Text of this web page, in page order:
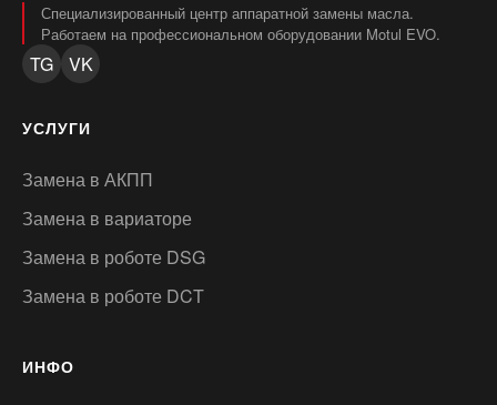
Специализированный центр аппаратной замены масла.
Работаем на профессиональном оборудовании Motul EVO.
TG VK
УСЛУГИ
Замена в АКПП
Замена в вариаторе
Замена в роботе DSG
Замена в роботе DCT
ИНФО